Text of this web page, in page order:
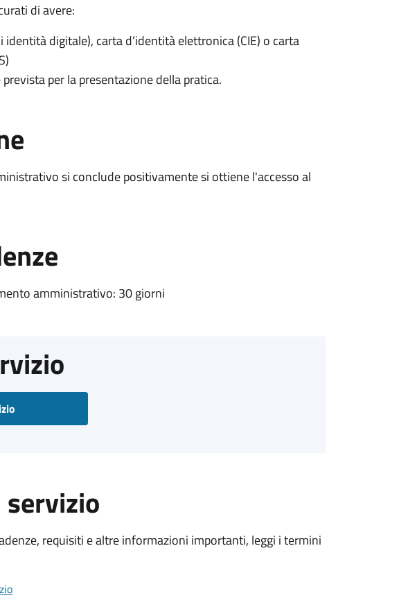
di avere:
identità digitale), carta d’identità elettronica (CIE) o carta
per la presentazione della pratica.
si conclude positivamente si ottiene l'accesso al
amministrativo: 30 giorni
requisiti e altre informazioni importanti, leggi i termini